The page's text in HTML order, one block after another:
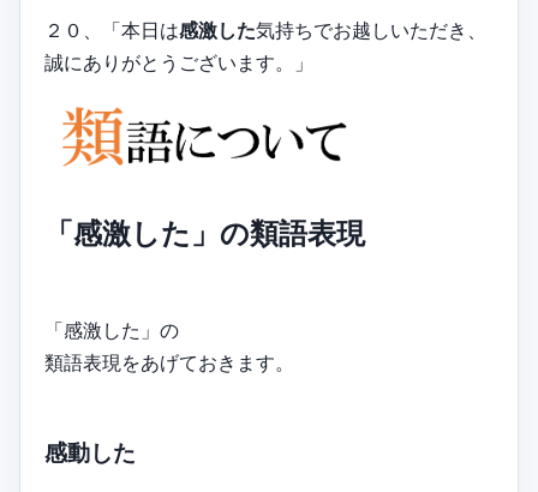
２０、「本日は感激した気持ちでお越しいただき、
誠にありがとうございます。」
「感激した」の類語表現
「感激した」の
類語表現をあげておきます。
感動した